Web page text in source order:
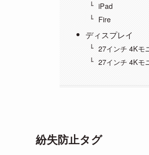
iPad
Fire
ディスプレイ
27インチ 4Kモ
27インチ 4Kモ
紛失防止タグ